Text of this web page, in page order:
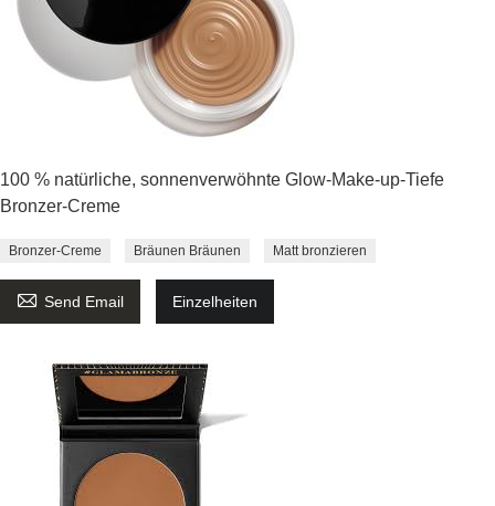
100 % natürliche, sonnenverwöhnte Glow-Make-up-Tiefe
Bronzer-Creme
Bronzer-Creme Bräunen Bräunen Matt bronzieren
 Send Email Einzelheiten